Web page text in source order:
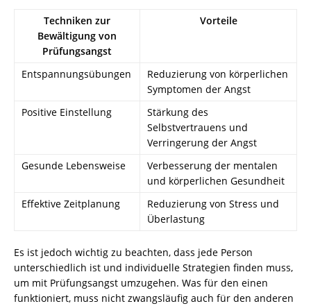
Techniken zur
Bewältigung von
Prüfungsangst
Vorteile
Entspannungsübungen
Reduzierung von körperlichen
Symptomen der Angst
Positive Einstellung
Stärkung des
Selbstvertrauens und
Verringerung der Angst
Gesunde Lebensweise
Verbesserung der mentalen
und körperlichen Gesundheit
Effektive Zeitplanung
Reduzierung von Stress und
Überlastung
Es ist jedoch wichtig zu beachten, dass jede Person
unterschiedlich ist und individuelle Strategien finden muss,
um mit Prüfungsangst umzugehen. Was für den einen
funktioniert, muss nicht zwangsläufig auch für den anderen